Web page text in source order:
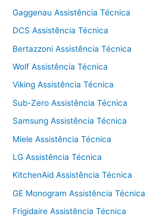
Gaggenau Assistência Técnica
DCS Assistência Técnica
Bertazzoni Assistência Técnica
Wolf Assistência Técnica
Viking Assistência Técnica
Sub-Zero Assistência Técnica
Samsung Assistência Técnica
Miele Assistência Técnica
LG Assistência Técnica
KitchenAid Assistência Técnica
GE Monogram Assistência Técnica
Frigidaire Assistência Técnica